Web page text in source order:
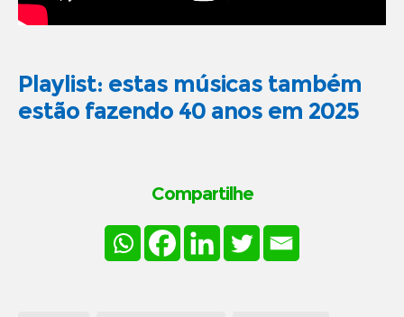
Playlist: estas músicas também
estão fazendo 40 anos em 2025
Compartilhe